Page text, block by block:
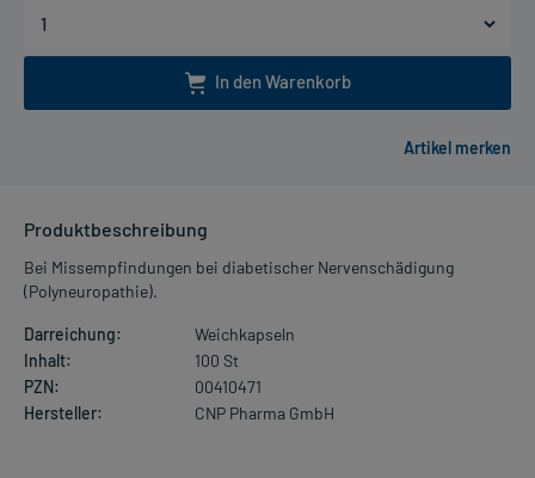
In den Warenkorb
Produktbeschreibung
Bei Missempfindungen bei diabetischer Nervenschädigung
(Polyneuropathie).
Darreichung:
Weichkapseln
Inhalt:
100 St
PZN:
00410471
Hersteller:
CNP Pharma GmbH